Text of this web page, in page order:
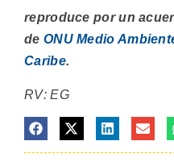
reproduce por un
de ONU Medio
Caribe.
RV: EG